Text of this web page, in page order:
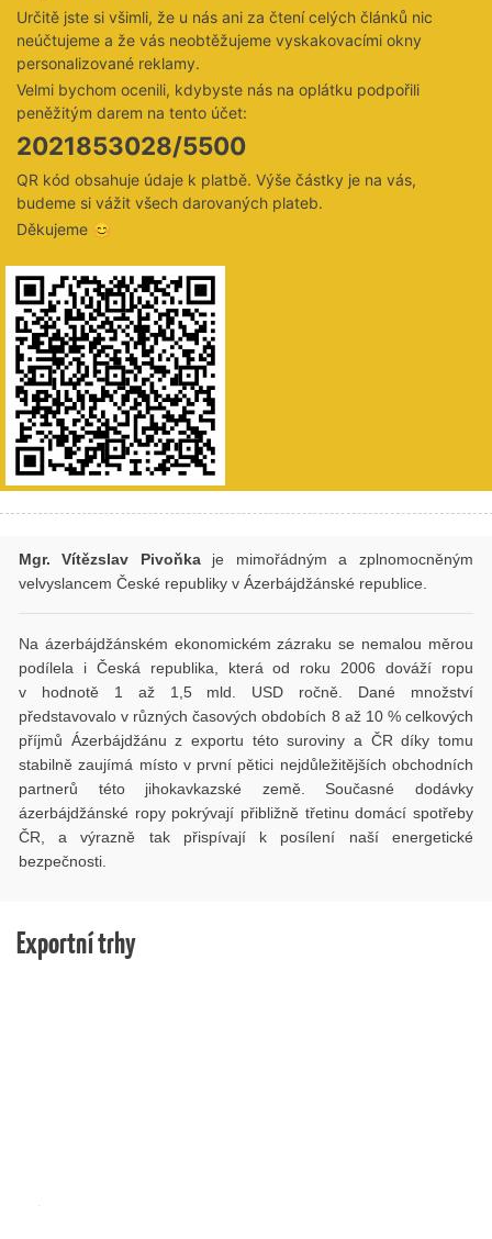
Určitě jste si všimli, že u nás ani za čtení celých článků nic
neúčtujeme a že vás neobtěžujeme vyskakovacími okny
personalizované reklamy.
Velmi bychom ocenili, kdybyste nás na oplátku podpořili
peněžitým darem na tento účet:
2021853028/5500
QR kód obsahuje údaje k platbě. Výše částky je na vás,
budeme si vážit všech darovaných plateb.
Děkujeme 😊
Mgr. Vítězslav Pivoňka je mimořádným a zplnomocněným
velvyslancem České republiky v Ázerbájdžánské republice.
Na ázerbájdžánském ekonomickém zázraku se nemalou měrou
podílela i Česká republika, která od roku 2006 dováží ropu
v hodnotě 1 až 1,5 mld. USD ročně. Dané množství
představovalo v různých časových obdobích 8 až 10 % celkových
příjmů Ázerbájdžánu z exportu této suroviny a ČR díky tomu
stabilně zaujímá místo v první pětici nejdůležitějších obchodních
partnerů této jihokavkazské země. Současné dodávky
ázerbájdžánské ropy pokrývají přibližně třetinu domácí spotřeby
ČR, a výrazně tak přispívají k posílení naší energetické
bezpečnosti.
Exportní trhy